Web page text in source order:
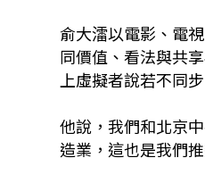
俞大㵢以電影、電
同價值、看法與共
上虛擬者說若不同
他說，我們和北京
造業，這也是我們